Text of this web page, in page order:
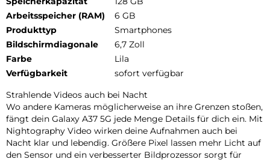
Arbeitsspeicher (RAM)
6 GB
Produkttyp
Smartphones
Bildschirmdiagonale
6,7 Zoll
Farbe
Lila
Verfügbarkeit
sofort verfügbar
Strahlende Videos auch bei Nacht
Wo andere Kameras möglicherweise an ihre Grenzen stoßen,
fängt dein Galaxy A37 5G jede Menge Details für dich ein. Mit
Nightography Video wirken deine Aufnahmen auch bei
Nacht klar und lebendig. Größere Pixel lassen mehr Licht auf
den Sensor und ein verbesserter Bildprozessor sorgt für